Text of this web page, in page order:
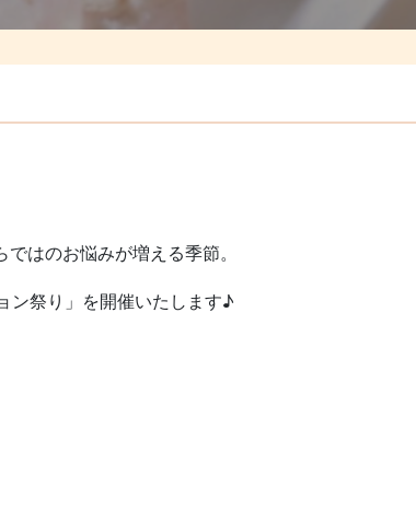
はのお悩みが増える季節。
ン祭り」を開催いたします♪